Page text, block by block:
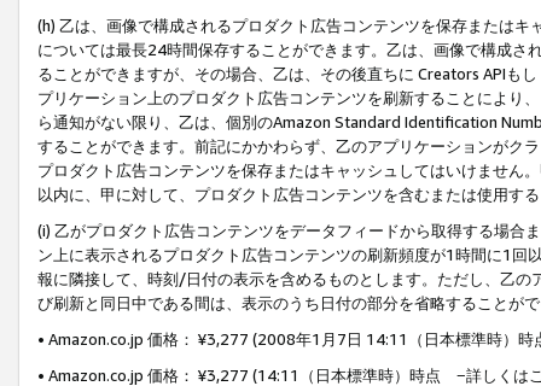
(h) 乙は、画像で構成されるプロダクト広告コンテンツを保存または
については最長24時間保存することができます。乙は、画像で構成
ることができますが、その場合、乙は、その後直ちに Creators APIも
プリケーション上のプロダクト広告コンテンツを刷新することにより
ら通知がない限り、乙は、個別のAmazon Standard Identification
することができます。前記にかかわらず、乙のアプリケーションがク
プロダクト広告コンテンツを保存またはキャッシュしてはいけません
以内に、甲に対して、プロダクト広告コンテンツを含むまたは使用す
(i) 乙がプロダクト広告コンテンツをデータフィードから取得する場合
ン上に表示されるプロダクト広告コンテンツの刷新頻度が1時間に1
報に隣接して、時刻/日付の表示を含めるものとします。ただし、乙
び刷新と同日中である間は、表示のうち日付の部分を省略することが
• Amazon.co.jp 価格： ¥3,277 (2008年1月7日 14:11（日本標準時）
• Amazon.co.jp 価格： ¥3,277 (14:11（日本標準時）時点 −詳しくは